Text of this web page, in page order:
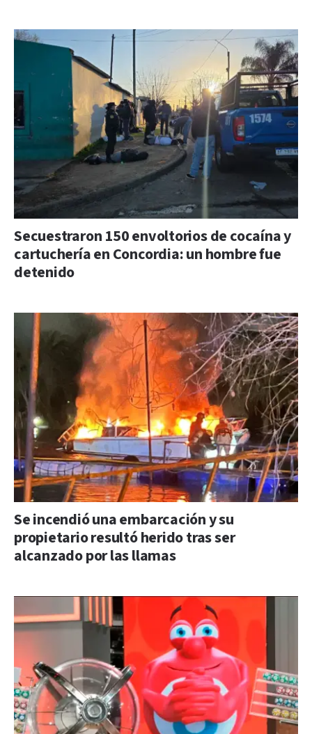
Secuestraron 150 envoltorios de cocaína y
cartuchería en Concordia: un hombre fue
detenido
Se incendió una embarcación y su
propietario resultó herido tras ser
alcanzado por las llamas